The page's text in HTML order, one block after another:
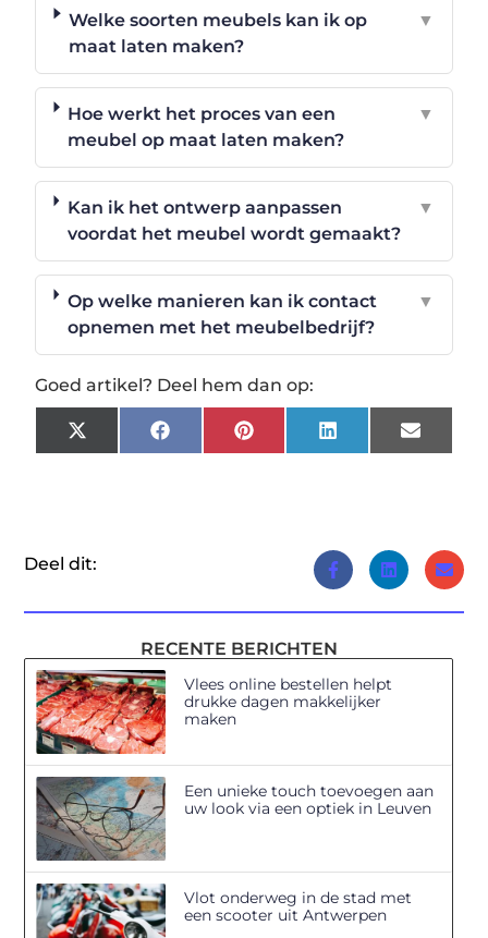
Welke soorten meubels kan ik op
maat laten maken?
▼
Hoe werkt het proces van een
meubel op maat laten maken?
▼
Kan ik het ontwerp aanpassen
voordat het meubel wordt gemaakt?
▼
Op welke manieren kan ik contact
opnemen met het meubelbedrijf?
▼
Goed artikel? Deel hem dan op:
X
(Twitter)
FacebookPinterestLinkedInEmail
Deel dit:
RECENTE BERICHTEN
Vlees online bestellen helpt
drukke dagen makkelijker
maken
Een unieke touch toevoegen aan
uw look via een optiek in Leuven
Vlot onderweg in de stad met
een scooter uit Antwerpen